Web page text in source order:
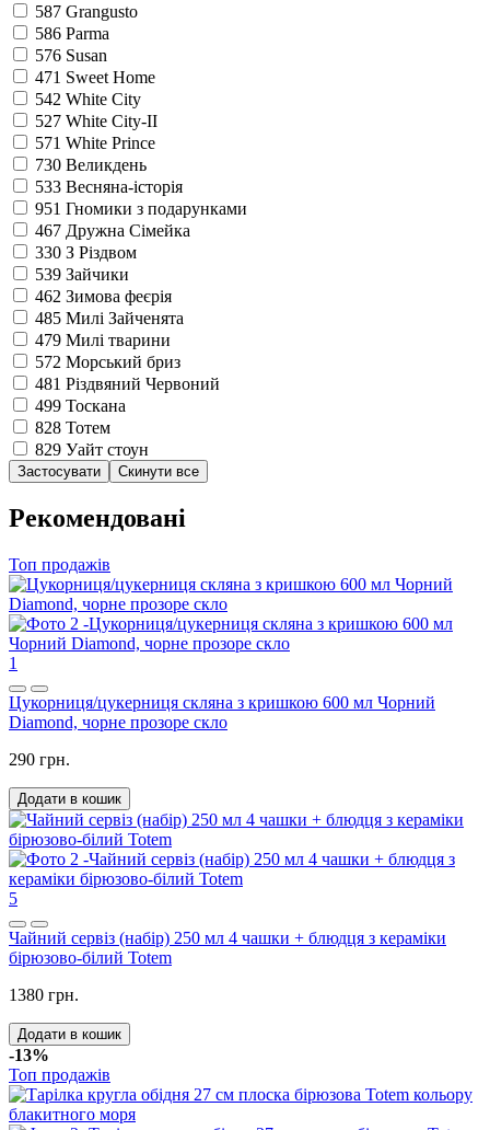
587 Grangusto
586 Parma
576 Susan
471 Sweet Home
542 White City
527 White City-II
571 White Prince
730 Великдень
533 Весняна-історія
951 Гномики з подарунками
467 Дружна Сімейка
330 З Різдвом
539 Зайчики
462 Зимова феєрія
485 Милі Зайченята
479 Милі тварини
572 Морський бриз
481 Різдвяний Червоний
499 Тоскана
828 Тотем
829 Уайт стоун
Рекомендовані
Топ продажів
1
Цукорниця/цукерниця скляна з кришкою 600 мл Чорний
Diamond, чорне прозоре скло
290 грн.
Додати в кошик
5
Чайний сервіз (набір) 250 мл 4 чашки + блюдця з кераміки
бірюзово-білий Totem
1380 грн.
Додати в кошик
-13%
Топ продажів